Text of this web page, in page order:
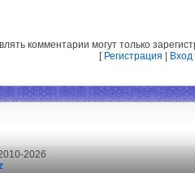
комментарии могут только
[ Регистрация Вход
2026